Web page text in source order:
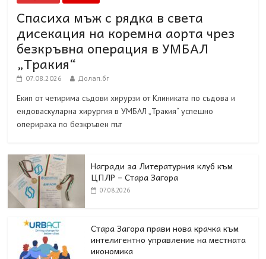
Спасиха мъж с рядка в света
дисекация на коремна аорта чрез
безкръвна операция в УМБАЛ
„Тракия“
07.08.2026 Долап.бг
Екип от четирима съдови хирурзи от Клиниката по съдова и
ендоваскуларна хирургия в УМБАЛ „Тракия“ успешно
оперираха по безкръвен път
Награди за Литературния клуб към
ЦПЛР – Стара Загора
07.08.2026
Стара Загора прави нова крачка към
интелигентно управление на местната
икономика